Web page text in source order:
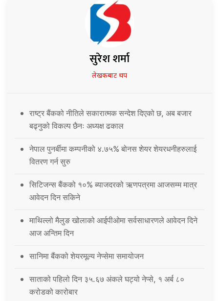
सुरेश शर्मा
लेखकबाट थप
राष्ट्र बैंकको नीतिले सकारात्मक सन्देश दिएको छ, अब बजार
बढ्नुको विकल्प छैनः अध्यक्ष ढकाल
नेपाल पुनर्बीमा कम्पनीको ४.७५% बोनस शेयर शेयरधनीहरुलाई
वितरण गर्न सुरु
सिटिजन्स बैंकको १०% ब्याजदरको ऋणपत्रमा आजसम्म मात्र
आवेदन दिन सकिने
माथिल्लो मैलुङ खोलाको आईपीओमा सर्वसाधारणले आवेदन दिने
आज अन्तिम दिन
सानिमा बैंकको शेयरमूल्य नेप्सेमा समायोजन
साताको पहिलो दिन ३५.६७ अंकले घट्यो नेप्से, १ अर्ब ८०
करोडको कारोबार